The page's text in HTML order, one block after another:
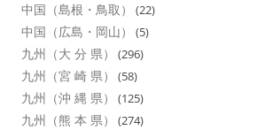
中国（島根・鳥取） (22)
中国（広島・岡山） (5)
九州（大 分 県） (296)
九州（宮 崎 県） (58)
九州（沖 縄 県） (125)
九州（熊 本 県） (274)